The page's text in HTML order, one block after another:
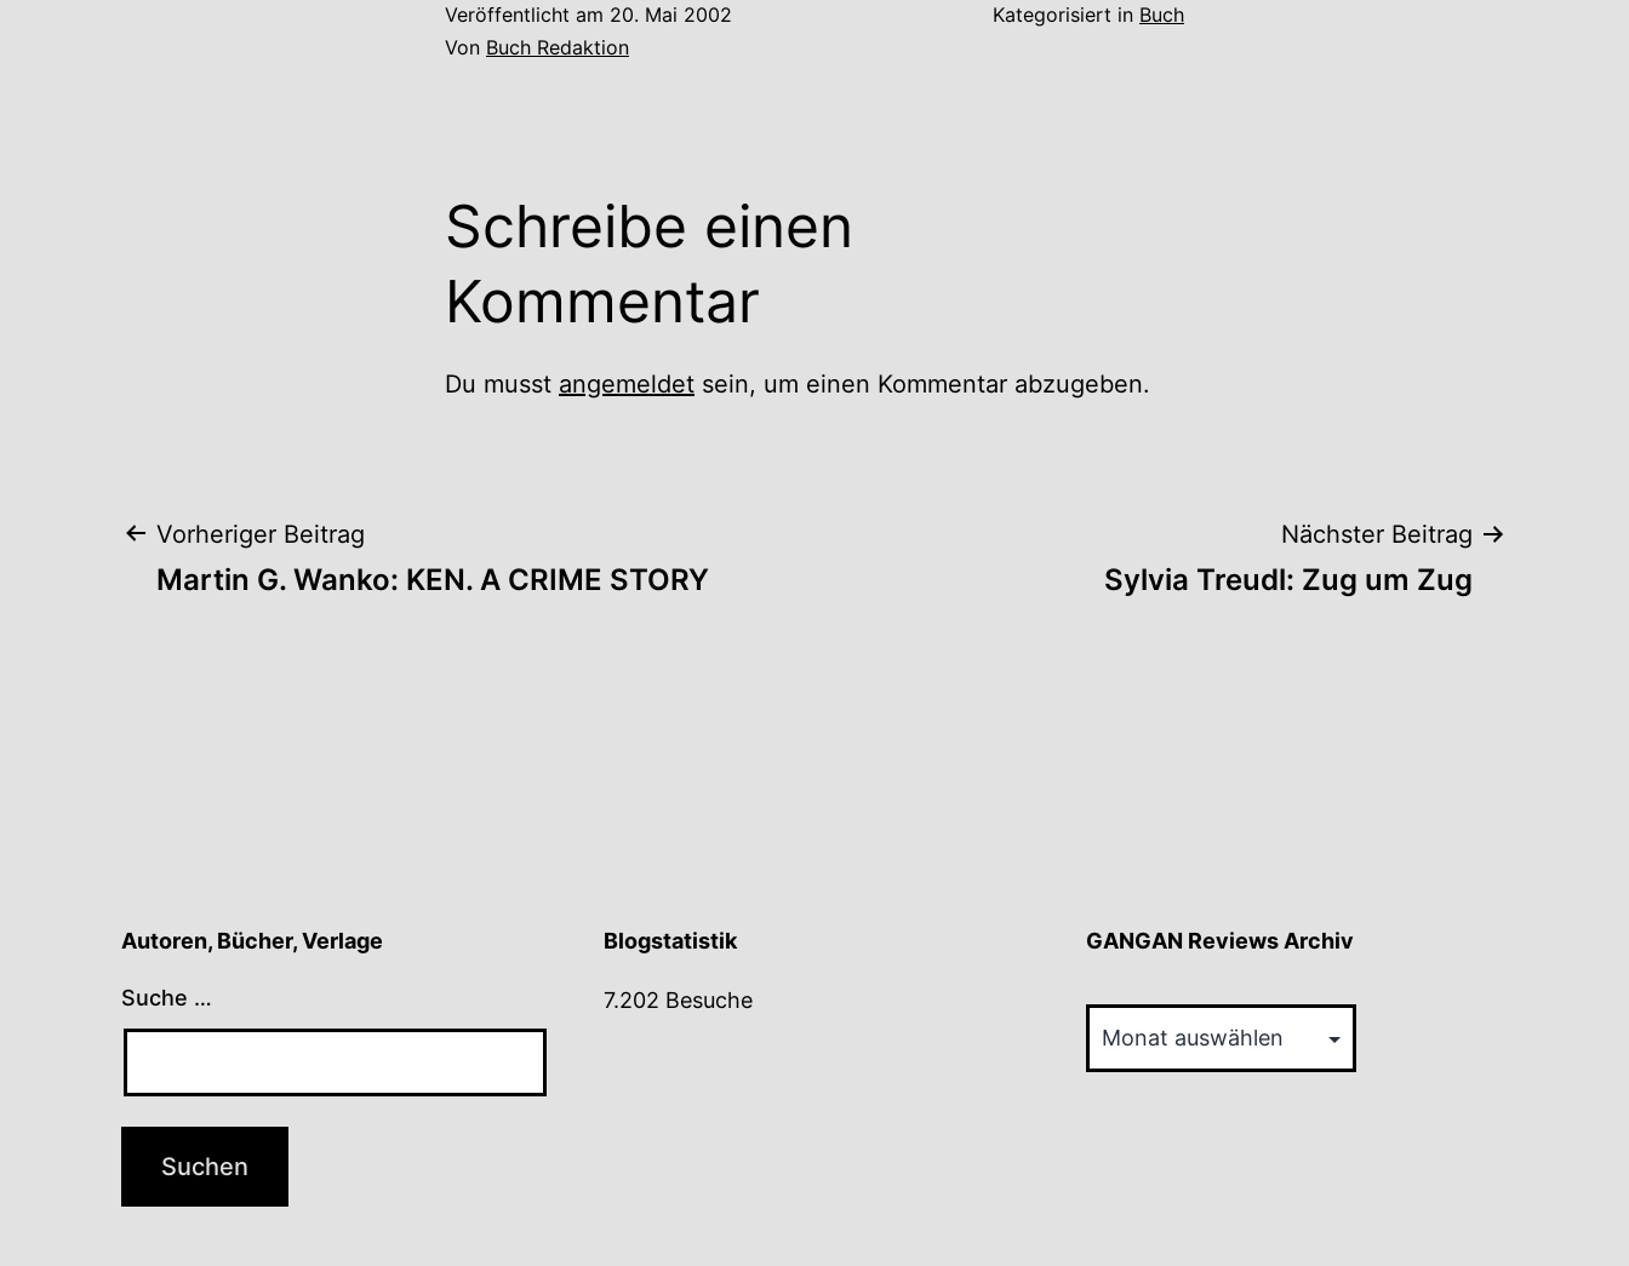
Veröffentlicht am 20. Mai 2002
Von Buch Redaktion
Kategorisiert in Buch
Schreibe einen
Kommentar
Du musst angemeldet sein, um einen Kommentar abzugeben.
Beitrags-
Vorheriger Beitrag
Martin G. Wanko: KEN. A CRIME STORY
Nächster Beitrag
Sylvia Treudl: Zug um Zug
Autoren, Bücher, Verlage
Suche …
Blogstatistik
7.202 Besuche
GANGAN Reviews Archiv
Reviews
Archiv